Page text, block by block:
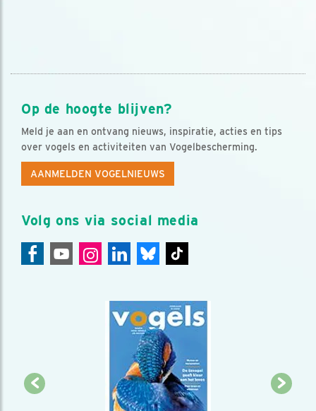
Op de hoogte blijven?
Meld je aan en ontvang nieuws, inspiratie, acties en tips
over vogels en activiteiten van Vogelbescherming.
AANMELDEN VOGELNIEUWS
Volg ons via social media